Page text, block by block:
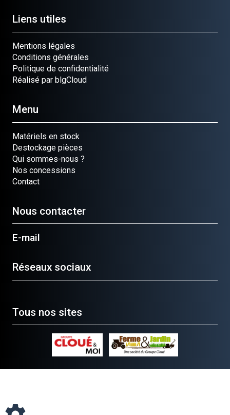
Liens utiles
Mentions légales
Conditions générales
Politique de confidentialité
Réalisé par blgCloud
Menu
Matériels en stock
Destockage pièces
Qui sommes-nous ?
Nos concessions
Contact
Nous contacter
E-mail
Réseaux sociaux
Tous nos sites